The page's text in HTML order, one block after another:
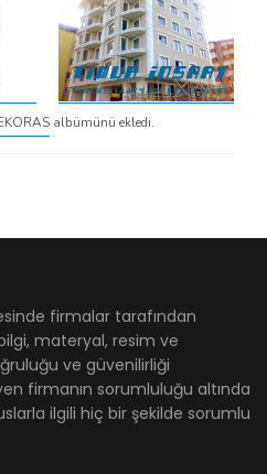
albümünü ekledi.
firmalar tarafından
materyal, resim ve
ve güvenilirliği
firmanın sorumluluğu altında
ilgili hiç bir şekilde sorumlu